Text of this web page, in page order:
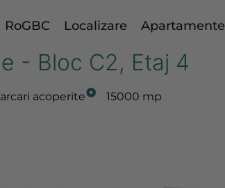
RoGBC Localizare Apartamente
- Bloc C2, Etaj 4
acoperite 15000 mp